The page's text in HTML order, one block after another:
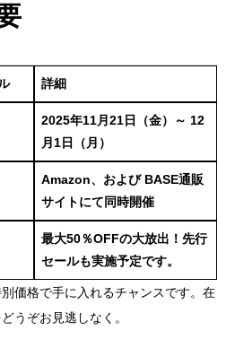
詳細
2025年11月21日（金）～ 12
月1日（月）
Amazon、および BASE通販
サイトにて同時開催
最大50％OFFの大放出！先行
セールも実施予定です。
価格で手に入れるチャンスです。在
うぞお見逃しなく。